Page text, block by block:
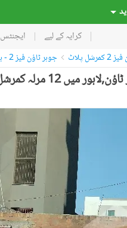
کرایہ کے لیے ایجنٹس
پلاٹ جوہر ٹاؤن فیز 2 - بلاک ایچ3 کمرشل پلاٹ